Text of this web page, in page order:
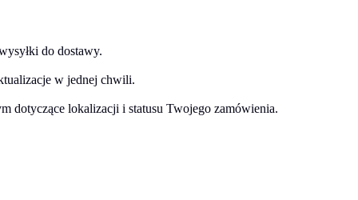
do dostawy.
w jednej chwili.
dotyczące lokalizacji i statusu Twojego zamówienia.